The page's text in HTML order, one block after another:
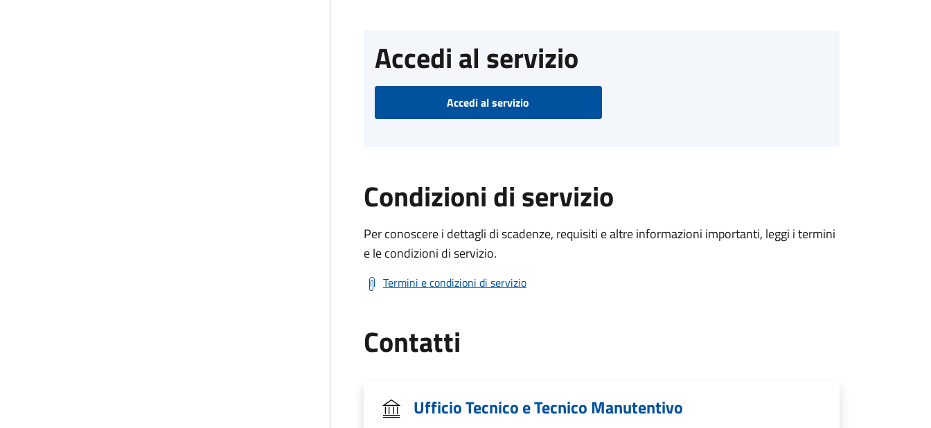
Accedi al servizio
Accedi al servizio
Condizioni di servizio
Per conoscere i dettagli di scadenze, requisiti e altre informazioni importanti, leggi i termini
e le condizioni di servizio.
Termini e condizioni di servizio
Contatti
Ufficio Tecnico e Tecnico Manutentivo